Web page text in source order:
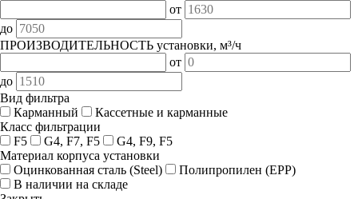
от
до
ПРОИЗВОДИТЕЛЬНОСТЬ установки, м³/ч
от
до
Вид фильтра
Карманный
Кассетные и карманные
Класс фильтрации
F5
G4, F7, F5
G4, F9, F5
Материал корпуса установки
Оцинкованная сталь (Steel)
Полипропилен (EPP)
В наличии на складе